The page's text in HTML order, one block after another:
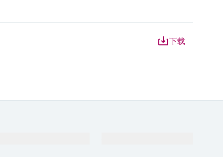
下载